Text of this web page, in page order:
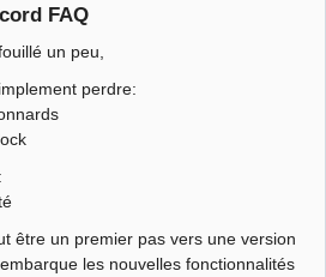
FAQ
un peu,
perdre:
être un premier pas vers une version
les nouvelles fonctionnalités